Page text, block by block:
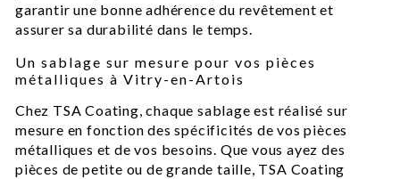
garantir une bonne adhérence du revêtement et
assurer sa durabilité dans le temps.
Un sablage sur mesure pour vos pièces
métalliques à Vitry-en-Artois
Chez TSA Coating, chaque sablage est réalisé sur
mesure en fonction des spécificités de vos pièces
métalliques et de vos besoins. Que vous ayez des
pièces de petite ou de grande taille, TSA Coating